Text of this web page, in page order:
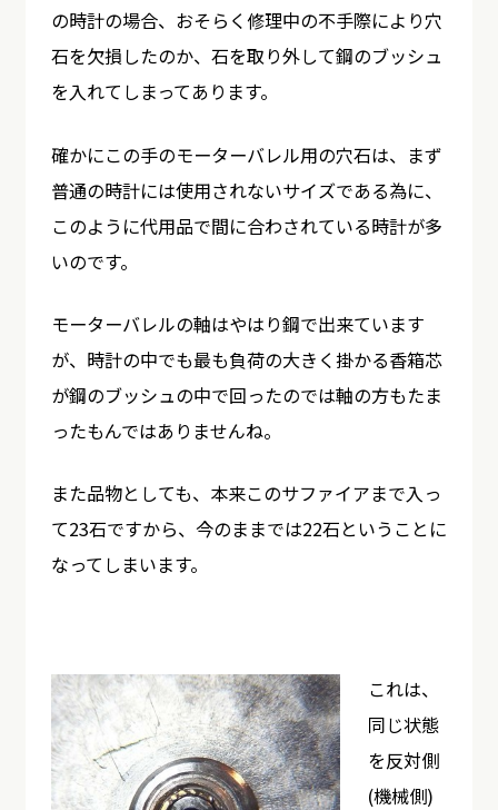
の時計の場合、おそらく修理中の不手際により穴
石を欠損したのか、石を取り外して鋼のブッシュ
を入れてしまってあります。
確かにこの手のモーターバレル用の穴石は、まず
普通の時計には使用されないサイズである為に、
このように代用品で間に合わされている時計が多
いのです。
モーターバレルの軸はやはり鋼で出来ています
が、時計の中でも最も負荷の大きく掛かる香箱芯
が鋼のブッシュの中で回ったのでは軸の方もたま
ったもんではありませんね。
また品物としても、本来このサファイアまで入っ
て23石ですから、今のままでは22石ということに
なってしまいます。
これは、
同じ状態
を反対側
(機械側)